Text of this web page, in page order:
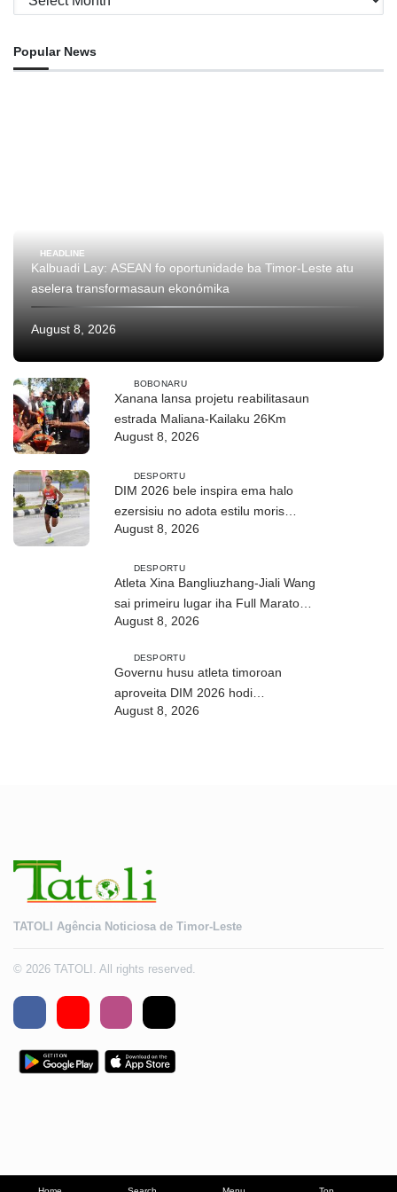
Popular News
HEADLINE
Kalbuadi Lay: ASEAN fo oportunidade ba Timor-Leste atu
aselera transformasaun ekonómika
August 8, 2026
BOBONARU
Xanana lansa projetu reabilitasaun
estrada Maliana-Kailaku 26Km
August 8, 2026
DESPORTU
DIM 2026 bele inspira ema halo
ezersisiu no adota estilu moris
saudável
August 8, 2026
DESPORTU
Atleta Xina Bangliuzhang-Jiali Wang
sai primeiru lugar iha Full Maratona
42Km
August 8, 2026
DESPORTU
Governu husu atleta timoroan
aproveita DIM 2026 hodi
dezenvolve kapasidade
August 8, 2026
TATOLI Agência Noticiosa de Timor-Leste
© 2026 TATOLI. All rights reserved.